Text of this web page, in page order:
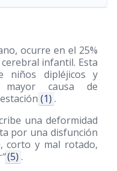
ocurre en el 25%
infantil. Esta
niños dipléjicos y
mayor causa de
(1) .
una deformidad
por una disfunción
corto y mal rotado,
(5) .